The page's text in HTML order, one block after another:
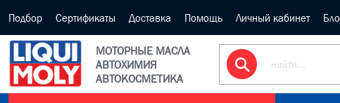
Подбор Сертификаты Доставка Помощь Личный кабинет
МОТОРНЫЕ МАСЛА
АВТОХИМИЯ
АВТОКОСМЕТИКА